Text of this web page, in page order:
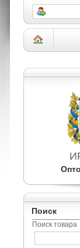
аккумулятор
Поиск
Поиск товара